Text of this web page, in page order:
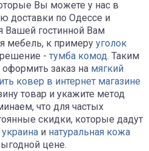
Вы можете у нас в
доставки по Одессе и
Вашей гостинной Вам
мебель, к примеру уголок
- тумба комод. Таким
заказ на мягкий
ковер в интернет магазине
товар и укажите метод
что для частых
скидки, которые дадут
и натуральная кожа
цене.